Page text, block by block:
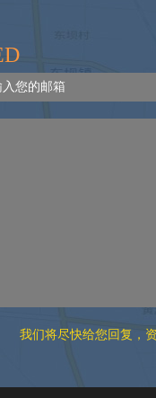
我们将尽快给您回复，